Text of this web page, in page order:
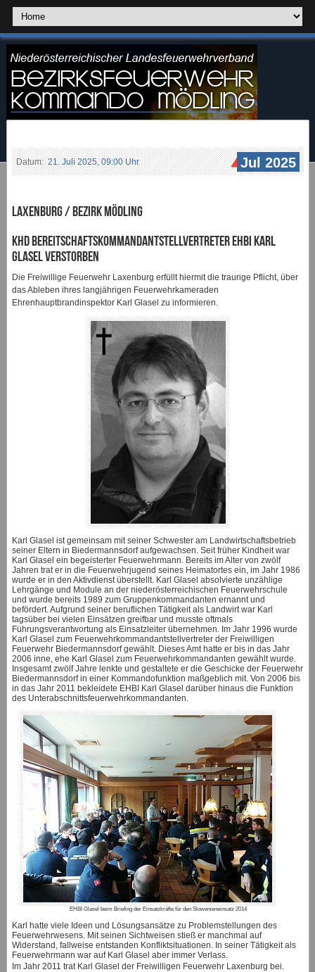
Datum: 21. Juli 2025, 09:00 Uhr Jul 2025
Laxenburg / Bezirk Mödling
KHD Bereitschaftskommandantstellvertreter EHBI Karl
Glasel verstorben
Die Freiwillige Feuerwehr Laxenburg erfüllt hiermit die traurige Pflicht, über
das Ableben ihres langjährigen Feuerwehrkameraden
Ehrenhauptbrandinspektor Karl Glasel zu informieren.
Karl Glasel ist gemeinsam mit seiner Schwester am Landwirtschaftsbetrieb
seiner Eltern in Biedermannsdorf aufgewachsen. Seit früher Kindheit war
Karl Glasel ein begeisterter Feuerwehrmann. Bereits im Alter von zwölf
Jahren trat er in die Feuerwehrjugend seines Heimatortes ein, im Jahr 1986
wurde er in den Aktivdienst überstellt. Karl Glasel absolvierte unzählige
Lehrgänge und Module an der niederösterreichischen Feuerwehrschule
und wurde bereits 1989 zum Gruppenkommandanten ernannt und
befördert. Aufgrund seiner beruflichen Tätigkeit als Landwirt war Karl
tagsüber bei vielen Einsätzen greifbar und musste oftmals
Führungsverantwortung als Einsatzleiter übernehmen. Im Jahr 1996 wurde
Karl Glasel zum Feuerwehrkommandantstellvertreter der Freiwilligen
Feuerwehr Biedermannsdorf gewählt. Dieses Amt hatte er bis in das Jahr
2006 inne, ehe Karl Glasel zum Feuerwehrkommandanten gewählt wurde.
Insgesamt zwölf Jahre lenkte und gestaltete er die Geschicke der Feuerwehr
Biedermannsdorf in einer Kommandofunktion maßgeblich mit. Von 2006 bis
in das Jahr 2011 bekleidete EHBI Karl Glasel darüber hinaus die Funktion
des Unterabschnittsfeuerwehrkommandanten.
EHBI Glasel beim Briefing der Einsatzkräfte für den Slowenieneinsatz 2014
Karl hatte viele Ideen und Lösungsansätze zu Problemstellungen des
Feuerwehrwesens. Mit seinen Sichtweisen stieß er manchmal auf
Widerstand, fallweise entstanden Konfliktsituationen. In seiner Tätigkeit als
Feuerwehrmann war auf Karl Glasel aber immer Verlass.
Im Jahr 2011 trat Karl Glasel der Freiwilligen Feuerwehr Laxenburg bei.